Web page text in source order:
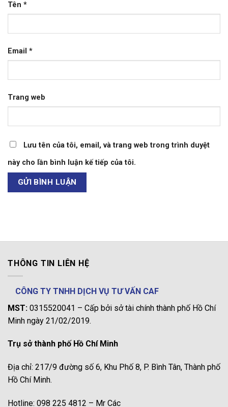
Tên *
Email *
Trang web
Lưu tên của tôi, email, và trang web trong trình duyệt
này cho lần bình luận kế tiếp của tôi.
THÔNG TIN LIÊN HỆ
CÔNG TY TNHH DỊCH VỤ TƯ VẤN CAF
MST: 0315520041 – Cấp bởi sở tài chính thành phố Hồ Chí
Minh ngày 21/02/2019.
Trụ sở thành phố Hồ Chí Minh
Địa chỉ: 217/9 đường số 6, Khu Phố 8, P. Bình Tân, Thành phố
Hồ Chí Minh.
Hotline: 098 225 4812 – Mr Các